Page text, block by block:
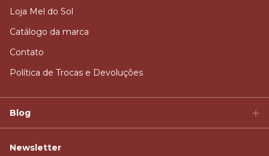
Loja Mel do Sol
Catálogo da marca
Contato
Política de Trocas e Devoluções
Blog
Newsletter